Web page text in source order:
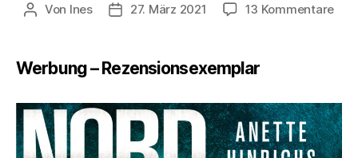
Beitragsautor
Von Ines Veröffentlichungsdatum
27. März 2021 13 Kommentarezu
Werbung – Rezensionsexemplar